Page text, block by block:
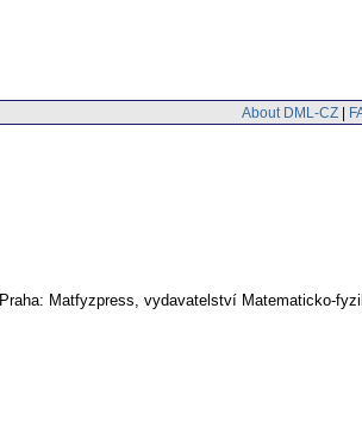
About DML-CZ |
Praha: Matfyzpress, vydavatelství Matematicko-